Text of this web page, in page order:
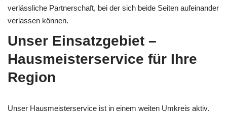
verlässliche Partnerschaft, bei der sich beide Seiten aufeinander
verlassen können.
Unser Einsatzgebiet –
Hausmeisterservice für Ihre
Region
Unser Hausmeisterservice ist in einem weiten Umkreis aktiv.